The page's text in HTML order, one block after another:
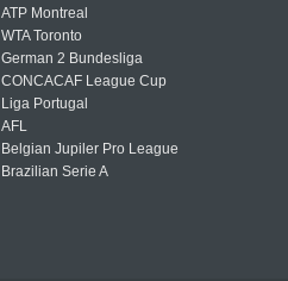
ATP Montreal
WTA Toronto
German 2 Bundesliga
CONCACAF League Cup
Liga Portugal
AFL
Belgian Jupiler Pro League
Brazilian Serie A